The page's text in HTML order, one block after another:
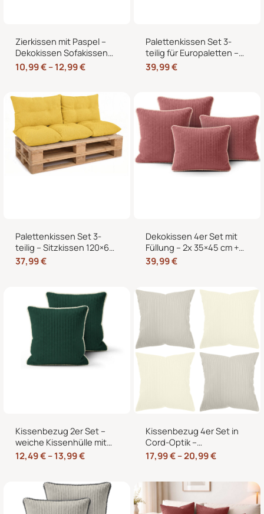
Zierkissen mit Paspel –
Dekokissen Sofakissen
mit Füllung, weicher
Bezug, formstabil,
10,99€–12,99€
Palettenkissen Set 3-
teilig für Europaletten –
Sitzkissen 120×80 cm + 2
Rückenkissen 40×60 cm
39,99€
Palettenkissen Set 3-
teilig – Sitzkissen 120×60
cm + 2 Rückenkissen
60×40 cm für
37,99€
Dekokissen 4er Set mit
Füllung – 2x 35×45 cm +
2x 40×40 cm Zierkissen
für Sofa und Bett
39,99€
Kissenbezug 2er Set –
weiche Kissenhülle mit
Hotelverschluss,
zweifarbig, ohne Füllung
12,49€–13,99€
Kissenbezug 4er Set in
Cord-Optik –
Zierkissenbezüge ohne
Reißverschluss mit
45×45 und 50×50 cm
17,99€–20,99€